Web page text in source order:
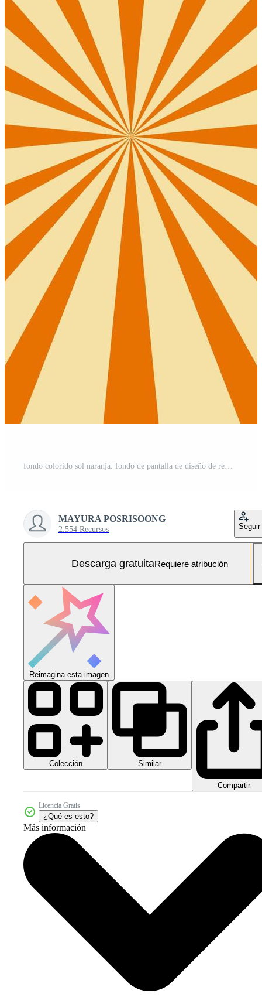
fondo colorido sol naranja. fondo de pantalla de diseño de remolino de rayos de sol abstracto para publicidad de redes sociales de negocios de plantilla, banner, portada. Vector Gratis y SVG Gratis
MAYURA POSRISOONG
2.554 Recursos Seguir
Descarga gratuitaRequiere atribución
Reimagina esta imagen
Colección Similar
Compartir
Licencia Gratis
¿Qué es esto?
Más información